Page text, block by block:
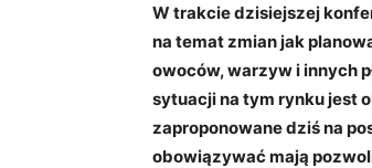
W trakcie dzisiejszej
na temat zmian jak
owoców, warzyw i innych
sytuacji na tym rynku jest
zaproponowane dziś na
obowiązywać mają